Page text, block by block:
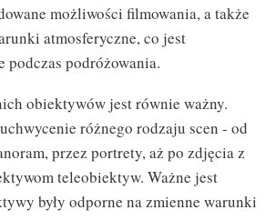
możliwości filmowania, a także
atmosferyczne, co jest
podczas podróżowania.
obiektywów jest równie ważny.
różnego rodzaju scen - od
przez portrety, aż po zdjęcia z
teleobiektyw. Ważne jest
były odporne na zmienne warunki